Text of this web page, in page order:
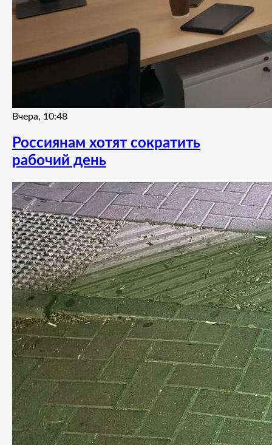
Вчера, 10:48
Россиянам хотят сократить
рабочий день